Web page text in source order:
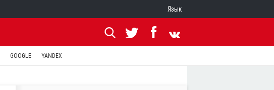
Язык
GOOGLE YANDEX